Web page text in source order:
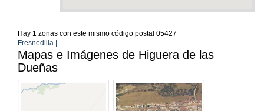
Hay 1 zonas con este mismo código postal 05427
Fresnedilla |
Mapas e Imágenes de Higuera de las
Dueñas